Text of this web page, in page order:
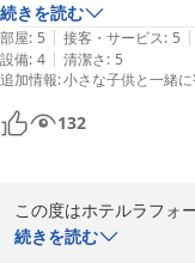
また、ご夕食につきま
みいただけたとのこと
一方で、朝食につきま
訳ございませんでし
モンやコーンフレー
たことにつきまして、
ております。今回いた
重なご意見として、調
朝食はビュッフェスタイ
た。
また利用したいです。
続きを読む
部屋: 5 | 接客・サービス: 5 |
設備: 4 | 清潔さ: 5
追加情報:小さな子供と一緒
132
この度はホテルラフォ
ございます。
続きを読む